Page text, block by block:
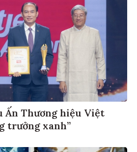
Ấn Thương hiệu Việt
trưởng xanh”